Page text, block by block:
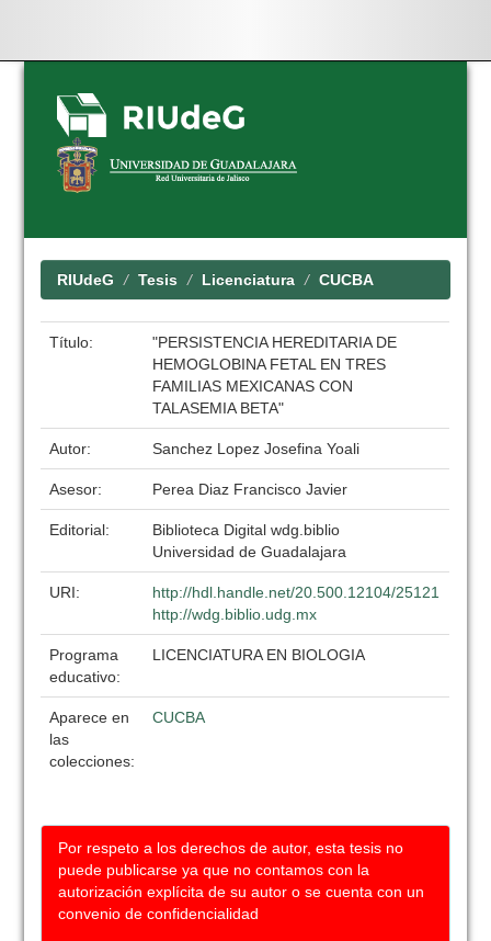
Skip
navigation
RIUdeG Tesis Licenciatura CUCBA
Título:
"PERSISTENCIA HEREDITARIA DE
HEMOGLOBINA FETAL EN TRES
FAMILIAS MEXICANAS CON
TALASEMIA BETA"
Autor: Sanchez Lopez Josefina Yoali
Asesor: Perea Diaz Francisco Javier
Editorial:
Biblioteca Digital wdg.biblio
Universidad de Guadalajara
URI:
http://hdl.handle.net/20.500.12104/25121
http://wdg.biblio.udg.mx
Programa
educativo:
LICENCIATURA EN BIOLOGIA
Aparece en
las
colecciones:
CUCBA
Por respeto a los derechos de autor, esta tesis no
puede publicarse ya que no contamos con la
autorización explícita de su autor o se cuenta con un
convenio de confidencialidad